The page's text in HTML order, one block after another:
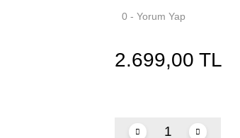
0 - Yorum Yap
2.699,00 TL